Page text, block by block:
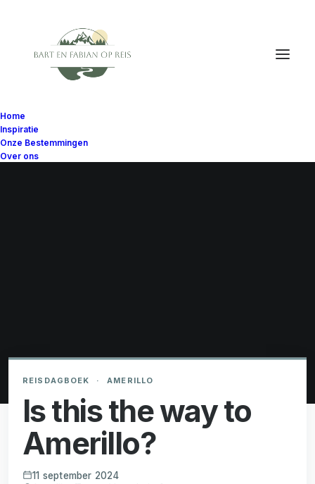
Home
Inspiratie
Onze Bestemmingen
Over ons
Is this the way to
Amerillo?
REISDAGBOEK · AMERILLO
11 september 2024